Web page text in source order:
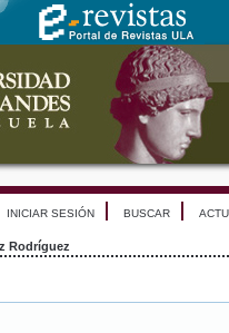
INICIAR SESIÓN BUSCAR
Rodríguez